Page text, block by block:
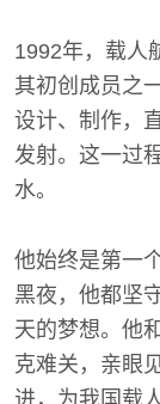
1992年，载人
其初创成员之
设计、制作，
发射。这一过
水。
他始终是第一
黑夜，他都坚
天的梦想。他
克难关，亲眼
进，为我国载